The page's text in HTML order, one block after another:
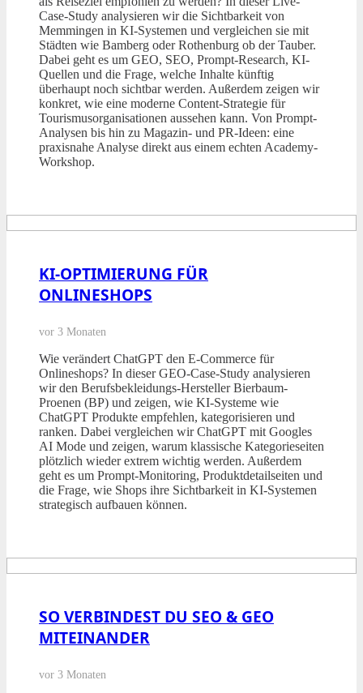
Case-Study analysieren wir die Sichtbarkeit von
Memmingen in KI-Systemen und vergleichen sie mit
Städten wie Bamberg oder Rothenburg ob der Tauber.
Dabei geht es um GEO, SEO, Prompt-Research, KI-
Quellen und die Frage, welche Inhalte künftig
überhaupt noch sichtbar werden. Außerdem zeigen wir
konkret, wie eine moderne Content-Strategie für
Tourismusorganisationen aussehen kann. Von Prompt-
Analysen bis hin zu Magazin- und PR-Ideen: eine
praxisnahe Analyse direkt aus einem echten Academy-
Workshop.
KI-OPTIMIERUNG FÜR
ONLINESHOPS
vor 3 Monaten
Wie verändert ChatGPT den E-Commerce für
Onlineshops? In dieser GEO-Case-Study analysieren
wir den Berufsbekleidungs-Hersteller Bierbaum-
Proenen (BP) und zeigen, wie KI-Systeme wie
ChatGPT Produkte empfehlen, kategorisieren und
ranken. Dabei vergleichen wir ChatGPT mit Googles
AI Mode und zeigen, warum klassische Kategorieseiten
plötzlich wieder extrem wichtig werden. Außerdem
geht es um Prompt-Monitoring, Produktdetailseiten und
die Frage, wie Shops ihre Sichtbarkeit in KI-Systemen
strategisch aufbauen können.
SO VERBINDEST DU SEO & GEO
MITEINANDER
vor 3 Monaten